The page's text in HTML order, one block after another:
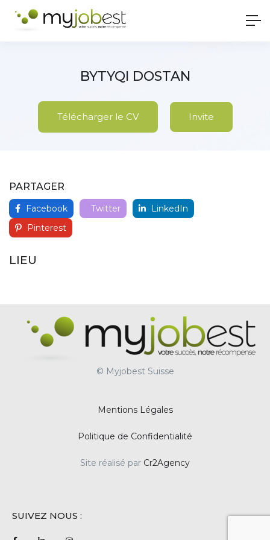
BYTYQI DOSTAN
Télécharger le CV Invite
PARTAGER
Facebook Twitter
LinkedIn
Pinterest
LIEU
© Myjobest Suisse
Mentions Légales
Politique de Confidentialité
Site réalisé par Cr2Agency
SUIVEZ NOUS :